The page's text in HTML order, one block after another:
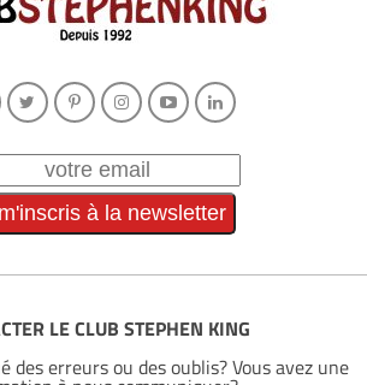
LE CLUB STEPHEN KING
des erreurs ou des oublis? Vous avez une